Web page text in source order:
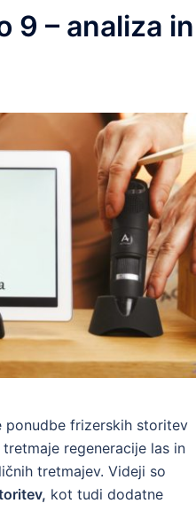
9 – analiza in
ponudbe frizerskih storitev
regeneracije las in
tretmajev. Videji so
kot tudi dodatne